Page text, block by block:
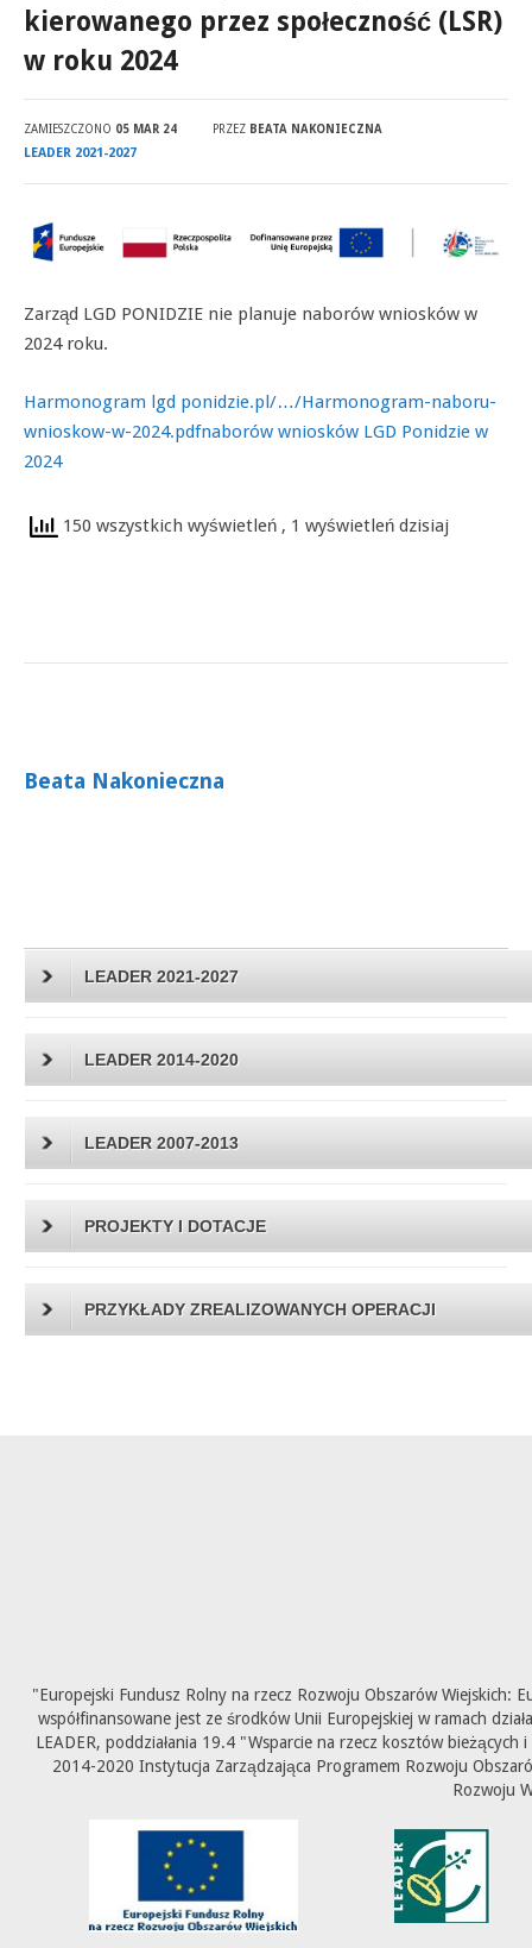
kierowanego przez społeczność (LSR)
w roku 2024
ZAMIESZCZONO 05 MAR 24 PRZEZ BEATA NAKONIECZNA
LEADER 2021-2027
Zarząd LGD PONIDZIE nie planuje naborów wniosków w
2024 roku.
Harmonogram lgd ponidzie.pl/…/Harmonogram-naboru-
wnioskow-w-2024.pdfnaborów wniosków LGD Ponidzie w
2024
150 wszystkich wyświetleń , 1 wyświetleń dzisiaj
Beata Nakonieczna
LEADER 2021-2027
LEADER 2014-2020
LEADER 2007-2013
PROJEKTY I DOTACJE
PRZYKŁADY ZREALIZOWANYCH OPERACJI
"Europejski Fundusz Rolny na rzecz Rozwoju Obszarów Wiejskich:
współfinansowane jest ze środków Unii Europejskiej w ramach
LEADER, poddziałania 19.4 "Wsparcie na rzecz kosztów
2014-2020 Instytucja Zarządzająca Programem Rozwoju
Rozwoju